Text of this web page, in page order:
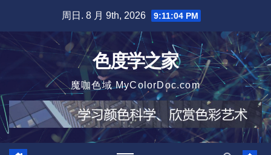
周日. 8 月 9th, 2026 9:11:05 PM
色度学之家
魔咖色域 MyColorDoc.com